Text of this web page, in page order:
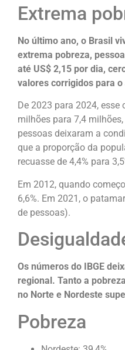
Extrema
No último ano, o Brasil
extrema pobreza,
até US$ 2,15 por dia,
valores corrigidos para o
De 2023 para 2024,
milhões para 7,4
pessoas deixaram a
que a proporção da
recuasse de 4,4% para
Em 2012, quando
6,6%. Em 2021, o
de pessoas).
Os números do IBGE
regional. Tanto a
no Norte e Nordeste
Pobreza